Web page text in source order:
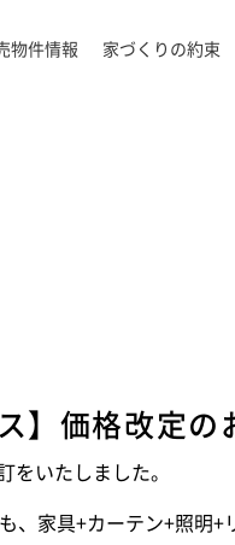
物件情報 家づくりの約束
】価格改定の
をいたしました。
、家具+カーテン+照明